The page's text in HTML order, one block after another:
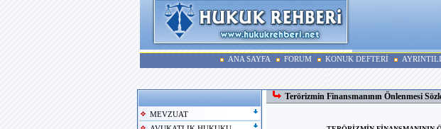
ANA SAYFA FORUM KONUK DEFTERİ
MEVZUAT
Terörizmin Finansmanının Önlenmesi